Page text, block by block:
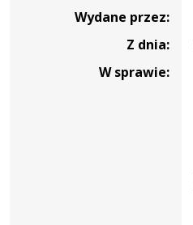
Wydane przez:
Z dnia:
W sprawie: